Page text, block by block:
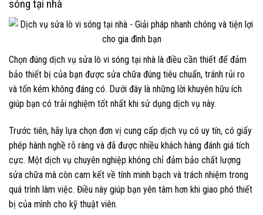
sóng tại nhà
Chọn đúng dịch vụ sửa lò vi sóng tại nhà là điều cần thiết để đảm
bảo thiết bị của bạn được sửa chữa đúng tiêu chuẩn, tránh rủi ro
và tốn kém không đáng có. Dưới đây là những lời khuyên hữu ích
giúp bạn có trải nghiệm tốt nhất khi sử dụng dịch vụ này.
Trước tiên, hãy lựa chọn đơn vị cung cấp dịch vụ có uy tín, có giấy
phép hành nghề rõ ràng và đã được nhiều khách hàng đánh giá tích
cực. Một dịch vụ chuyên nghiệp không chỉ đảm bảo chất lượng
sửa chữa mà còn cam kết về tính minh bạch và trách nhiệm trong
quá trình làm việc. Điều này giúp bạn yên tâm hơn khi giao phó thiết
bị của mình cho kỹ thuật viên.